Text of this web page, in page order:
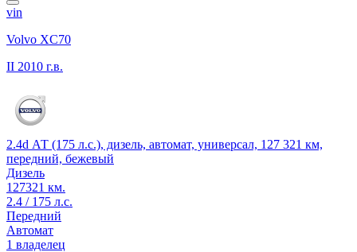
vin
Volvo XC70
II 2010 г.в.
2.4d АТ (175 л.с.), дизель, автомат, универсал, 127 321 км,
передний, бежевый
Дизель
127321 км.
2.4 / 175 л.с.
Передний
Автомат
1 владелец